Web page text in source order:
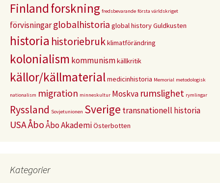
Finlandforskning fredsbevarande första världskriget
förvisningarglobalhistoria global historyGuldkusten
historia historiebrukklimatförändring
kolonialism kommunismkällkritik
källor/källmaterialmedicinhistoria Memorial metodologisk
nationalism migration minneskultur Moskva rumslighet rymlingar
Ryssland Sovjetunionen Sverige transnationell historia
USAÅboÅbo AkademiÖsterbotten
Kategorier